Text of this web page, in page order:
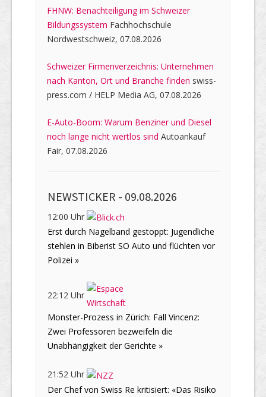
FHNW: Benachteiligung im Schweizer
Bildungssystem Fachhochschule
Nordwestschweiz, 07.08.2026
Schweizer Firmenverzeichnis: Unternehmen
nach Kanton, Ort und Branche finden swiss-
press.com / HELP Media AG, 07.08.2026
E-Auto-Boom: Warum Benziner und Diesel
noch lange nicht wertlos sind Autoankauf
Fair, 07.08.2026
NEWSTICKER - 09.08.2026
12:00 Uhr
Erst durch Nagelband gestoppt: Jugendliche
stehlen in Biberist SO Auto und flüchten vor
Polizei »
22:12 Uhr
Monster-Prozess in Zürich: Fall Vincenz:
Zwei Professoren bezweifeln die
Unabhängigkeit der Gerichte »
21:52 Uhr
Der Chef von Swiss Re kritisiert: «Das Risiko